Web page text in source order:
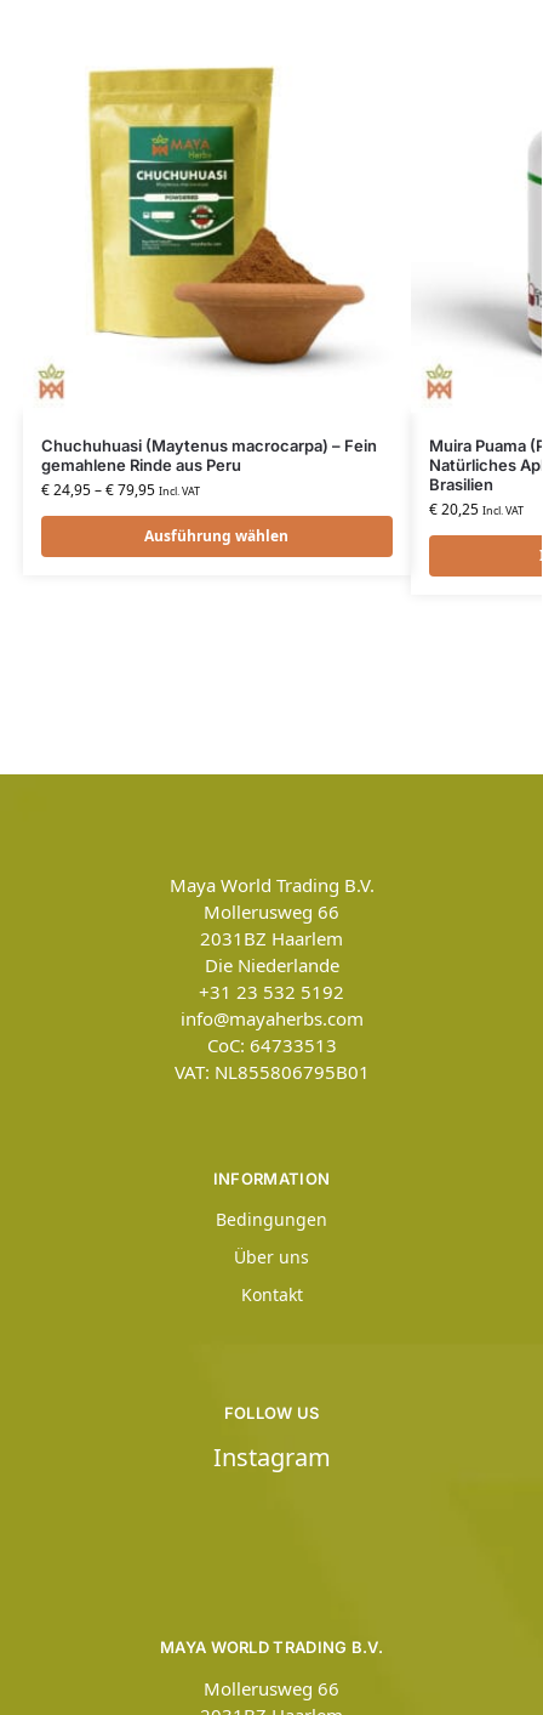
Chuchuhuasi (Maytenus macrocarpa) – Fein
gemahlene Rinde aus Peru
€24,95–€79,95 Incl. VAT
Ausführung wählen
Muira Puama
Natürliches
Brasilien
€20,25 Incl. VAT
Maya World Trading B.V.
Mollerusweg 66
2031BZ Haarlem
Die Niederlande
+31 23 532 5192
info@mayaherbs.com
CoC: 64733513
VAT: NL855806795B01
INFORMATION
Bedingungen
Über uns
Kontakt
MAYA WORLD TRADING B.V.
Mollerusweg 66
FOLLOW US
Instagram